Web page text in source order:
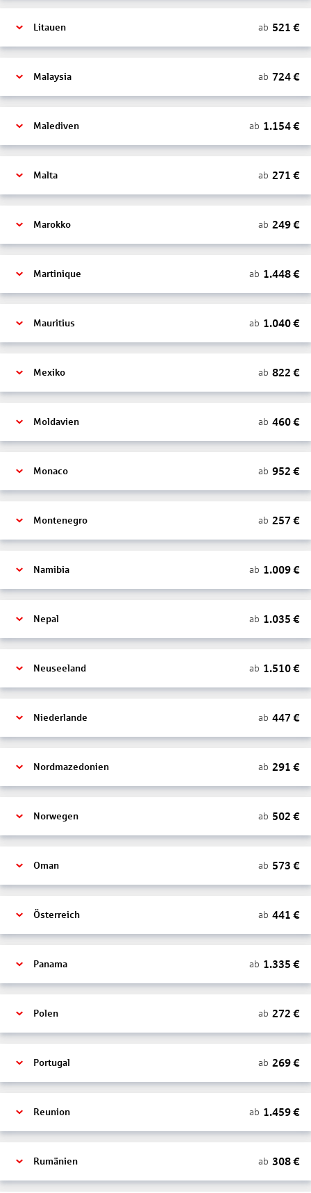
Litauen ab 521 €
Malaysia ab 724€
Malediven ab 1.154€
Malta ab 271 €
Marokko ab 249€
Martinique ab 1.448€
Mauritius ab 1.040€
Mexiko ab 822 €
Moldavien ab 460€
Monaco ab 952 €
Montenegro ab 257 €
Namibia ab 1.009€
Nepal ab 1.035 €
Neuseeland ab 1.510€
Niederlande ab 447 €
Nordmazedonien ab 291 €
Norwegen ab 502 €
Oman ab 573 €
Österreich ab 441 €
Panama ab 1.335 €
Polen ab 272 €
Portugal ab 269€
Reunion ab 1.459€
Rumänien ab 308€